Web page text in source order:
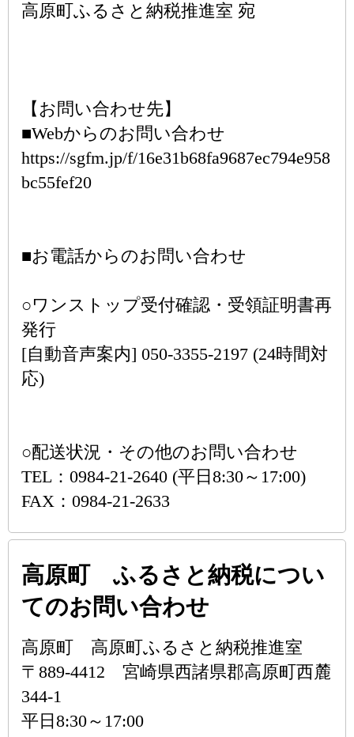
高原町ふるさと納税推進室 宛
【お問い合わせ先】
■Webからのお問い合わせ
https://sgfm.jp/f/16e31b68fa9687ec794e958
bc55fef20
■お電話からのお問い合わせ
○ワンストップ受付確認・受領証明書再
発行
[自動音声案内] 050-3355-2197 (24時間対
応)
○配送状況・その他のお問い合わせ
TEL：0984-21-2640 (平日8:30～17:00)
FAX：0984-21-2633
高原町 ふるさと納税につい
てのお問い合わせ
高原町 高原町ふるさと納税推進室
〒889-4412 宮崎県西諸県郡高原町西麓
344-1
平日8:30～17:00